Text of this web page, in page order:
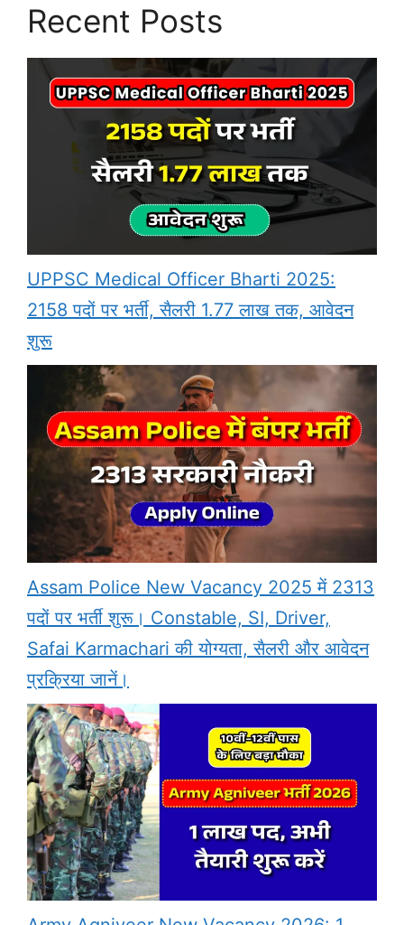
Recent Posts
UPPSC Medical Officer Bharti 2025:
2158 पदों पर भर्ती, सैलरी 1.77 लाख तक, आवेदन
शुरू
Assam Police New Vacancy 2025 में 2313
पदों पर भर्ती शुरू। Constable, SI, Driver,
Safai Karmachari की योग्यता, सैलरी और आवेदन
प्रक्रिया जानें।